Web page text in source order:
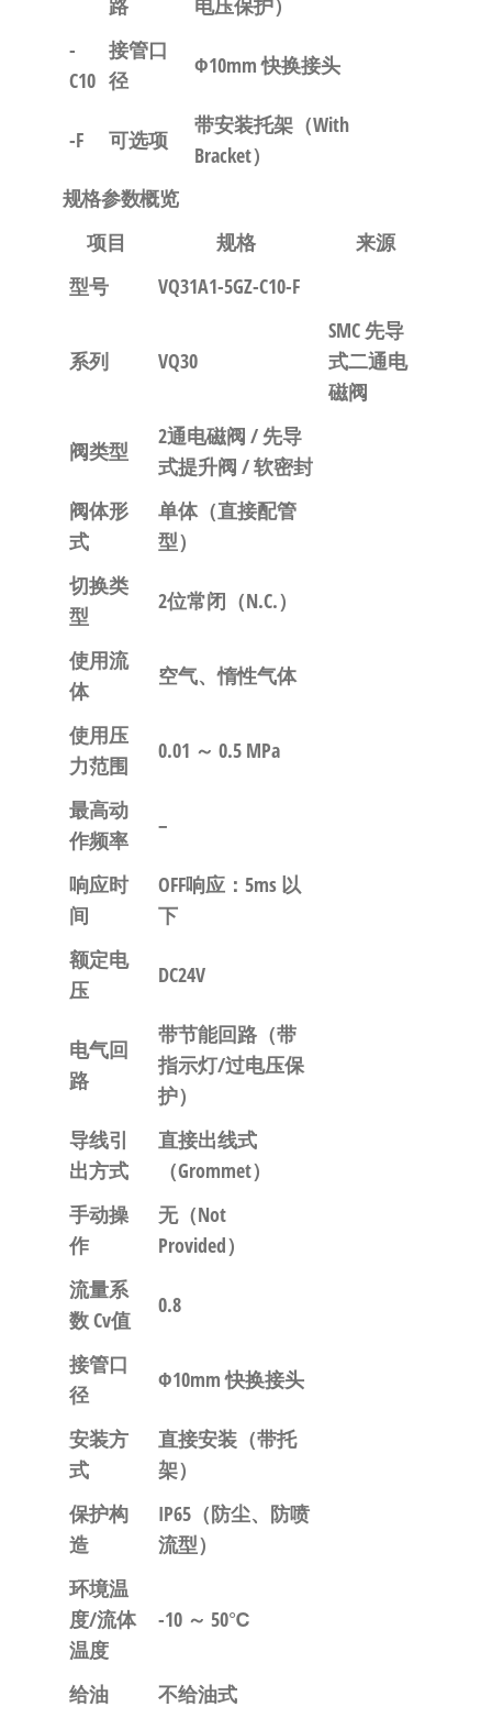
路
电压保护）
-
C10
接管口
径
Φ10mm 快换接头
-F 可选项
带安装托架（With
Bracket）
规格参数概览
项目
规格
来源
型号
VQ31A1-5GZ-C10-F
系列 VQ30
SMC 先导
式二通电
磁阀
阀类型
2通电磁阀 / 先导
式提升阀 / 软密封
阀体形
式
单体（直接配管
型）
切换类
型
2位常闭（N.C.）
使用流
体
空气、惰性气体
使用压
力范围
0.01 ～ 0.5 MPa
最高动
作频率
–
响应时
间
OFF响应：5ms 以
下
额定电
压
DC24V
电气回
路
带节能回路（带
指示灯/过电压保
护）
导线引
出方式
直接出线式
（Grommet）
手动操
作
无（Not
Provided）
流量系
数 Cv值
0.8
接管口
径
Φ10mm 快换接头
安装方
式
直接安装（带托
架）
保护构
造
IP65（防尘、防喷
流型）
环境温
度/流体
温度
-10 ～ 50℃
给油
不给油式